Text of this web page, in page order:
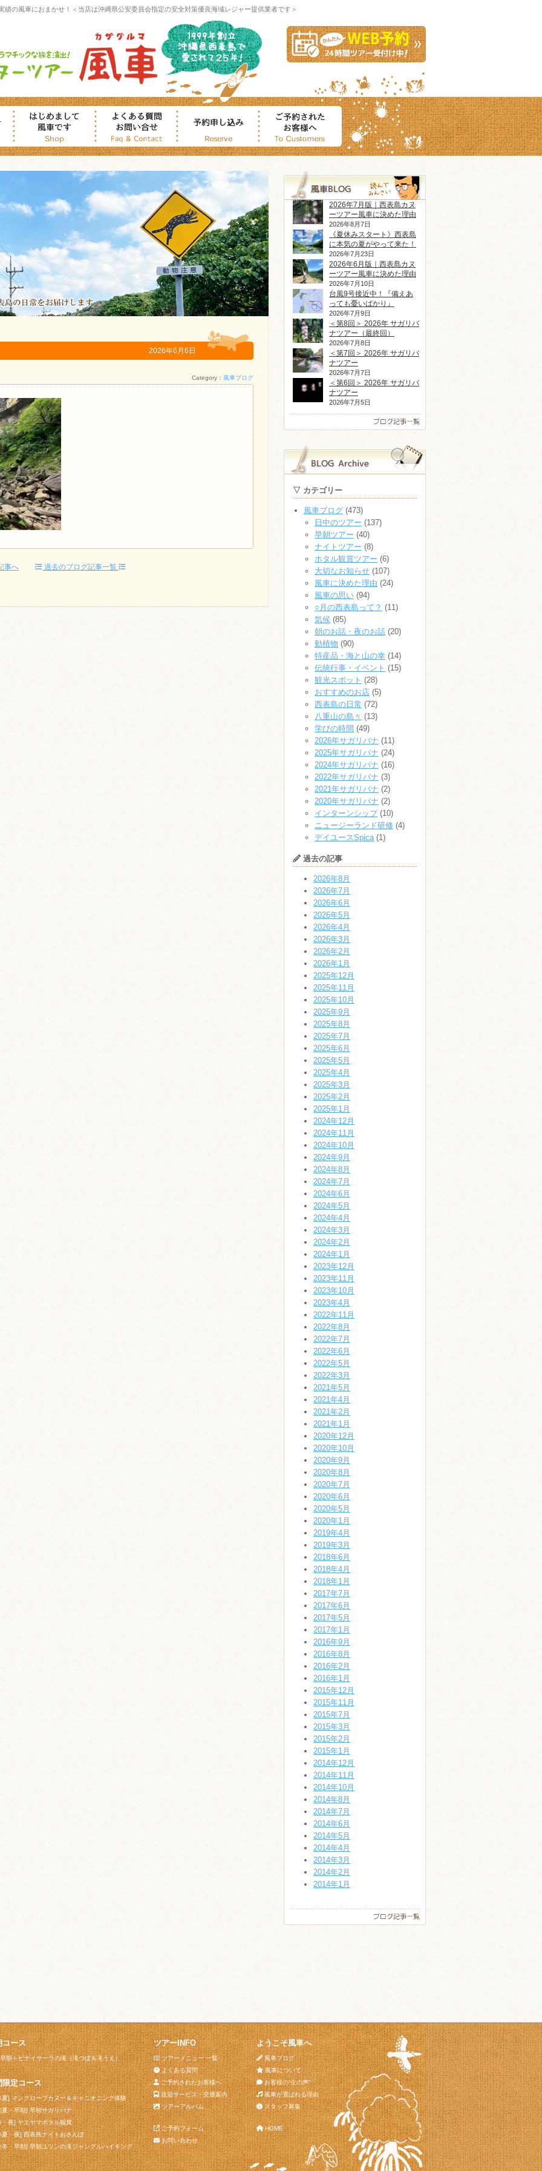
の風車におまかせ！＜当店は沖縄県公安委員会指定の安全対策優良海域レジャー提供業者です＞
2026年6月6日
Category： 風車ブログ
事へ 過去のブログ記事一覧
2026年7月版｜西表島カヌ
ーツアー風車に決めた理由
2026年8月7日
《夏休みスタート》西表島
に本気の夏がやって来た！
2026年7月23日
2026年6月版｜西表島カヌ
ーツアー風車に決めた理由
2026年7月10日
台風9号接近中！『備えあ
っても憂いばかり』
2026年7月9日
＜第8回＞ 2026年 サガリバ
ナツアー（最終回）
2026年7月8日
＜第7回＞ 2026年 サガリバ
ナツアー
2026年7月7日
＜第6回＞ 2026年 サガリバ
ナツアー
2026年7月5日
▽ カテゴリー
風車ブログ (473)
日中のツアー (137)
早朝ツアー (40)
ナイトツアー (8)
ホタル観賞ツアー (6)
大切なお知らせ (107)
風車に決めた理由 (24)
風車の思い (94)
○月の西表島って？ (11)
気候 (85)
朝のお話・夜のお話 (20)
動植物 (90)
特産品・海と山の幸 (14)
伝統行事・イベント (15)
観光スポット (28)
おすすめのお店 (5)
西表島の日常 (72)
八重山の島々 (13)
学びの時間 (49)
2026年サガリバナ (11)
2025年サガリバナ (24)
2024年サガリバナ (16)
2022年サガリバナ (3)
2021年サガリバナ (2)
2020年サガリバナ (2)
インターンシップ(10)
ニュージーランド研修 (4)
デイユースSpica(1)
過去の記事
2026年8月
2026年7月
2026年6月
2026年5月
2026年4月
2026年3月
2026年2月
2026年1月
2025年12月
2025年11月
2025年10月
2025年9月
2025年8月
2025年7月
2025年6月
2025年5月
2025年4月
2025年3月
2025年2月
2025年1月
2024年12月
2024年11月
2024年10月
2024年9月
2024年8月
2024年7月
2024年6月
2024年5月
2024年4月
2024年3月
2024年2月
2024年1月
2023年12月
2023年11月
2023年10月
2023年4月
2022年11月
2022年8月
2022年7月
2022年6月
2022年5月
2022年3月
2021年5月
2021年4月
2021年2月
2021年1月
2020年12月
2020年10月
2020年9月
2020年8月
2020年7月
2020年6月
2020年5月
2020年1月
2019年4月
2019年3月
2018年6月
2018年4月
2018年1月
2017年7月
2017年6月
2017年5月
2017年1月
2016年9月
2016年8月
2016年2月
2016年1月
2015年12月
2015年11月
2015年7月
2015年3月
2015年2月
2015年1月
2014年12月
2014年11月
2014年10月
2014年8月
2014年7月
2014年6月
2014年5月
2014年4月
2014年3月
2014年2月
2014年1月
コース
朝＞ピナイサーラの滝（滝つぼ＆滝うえ）
限定コース
夏] マングローブカヌー＆キャニオニング体験
夏・早朝] 早朝サガリバナ
・夜] ヤエヤマボタル観賞
夏・夜] 西表島ナイトおさんぽ
冬・早朝] 早朝ユツンの滝ジャングルハイキング
ツアーINFO
ツアーメニュー 一覧
よくある質問
ご予約されたお客様へ
送迎サービス・交通案内
ツアーアルバム
ご予約フォーム
お問い合わせ
ようこそ風車へ
風車ブログ
風車について
お客様の“生の声”
風車が選ばれる理由
スタッフ募集
HOME